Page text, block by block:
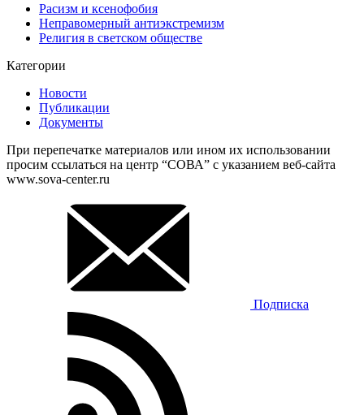
Расизм и ксенофобия
Неправомерный антиэкстремизм
Религия в светском обществе
Категории
Новости
Публикации
Документы
При перепечатке материалов или ином их использовании
просим ссылаться на центр “СОВА” с указанием веб-сайта
www.sova-center.ru
Подписка